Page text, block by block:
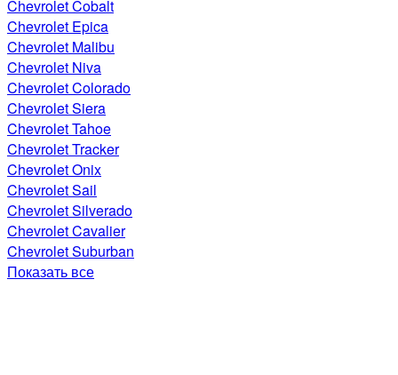
Chevrolet Cobalt
Chevrolet Epica
Chevrolet Malibu
Chevrolet Niva
Chevrolet Colorado
Chevrolet Siera
Chevrolet Tahoe
Chevrolet Tracker
Chevrolet Onix
Chevrolet Sail
Chevrolet Silverado
Chevrolet Cavalier
Chevrolet Suburban
Показать все